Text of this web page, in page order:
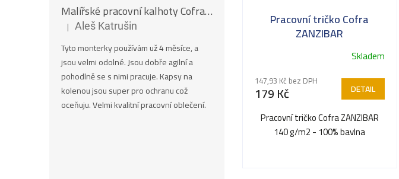
Malířské pracovní kalhoty Cofra SALISBOURG
Hodnocení produktu je 5 z 5 hvězdiček.
| Aleš Katrušin
Tyto monterky používám už 4 měsíce, a
jsou velmi odolné. Jsou dobře agilní a
pohodlně se s nimi pracuje. Kapsy na
kolenou jsou super pro ochranu což
oceňuju. Velmi kvalitní pracovní oblečení.
Pracovní tričko Cofra
ZANZIBAR
Skladem
147,93 Kč bez DPH
179 Kč DETAIL
Pracovní tričko Cofra ZANZIBAR
140 g/m2 - 100% bavlna